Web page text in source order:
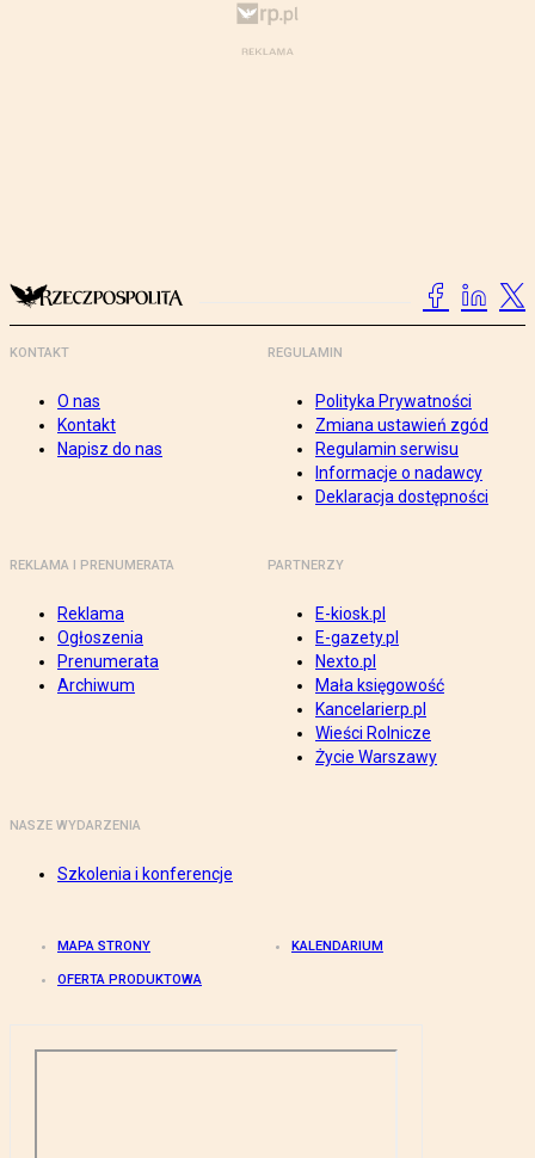
KONTAKT
O nas
Kontakt
Napisz do nas
REGULAMIN
Polityka Prywatności
Zmiana ustawień zgód
Regulamin serwisu
Informacje o nadawcy
Deklaracja dostępności
REKLAMA I PRENUMERATA
Reklama
Ogłoszenia
Prenumerata
Archiwum
PARTNERZY
E-kiosk.pl
E-gazety.pl
Nexto.pl
Mała księgowość
Kancelarierp.pl
Wieści Rolnicze
Życie Warszawy
NASZE WYDARZENIA
Szkolenia i konferencje
MAPA STRONY KALENDARIUM
OFERTA PRODUKTOWA